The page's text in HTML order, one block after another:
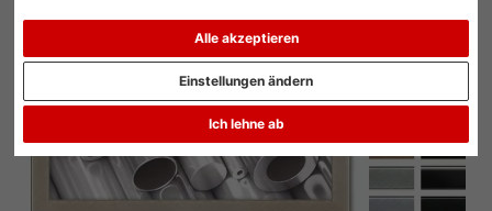
Alle akzeptieren
Ich lehne ab
Einstellungen ändern
Zurück